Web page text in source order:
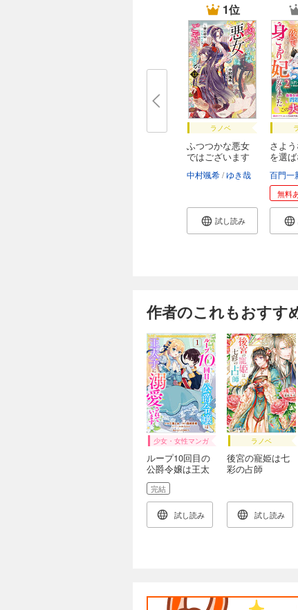
1位
ラノベ
ふつつかな悪女
ではございます
中村颯希 ゆき哉
試し読み
さよ
を選
百門一
無料
作者のこれもおすす
少女・女性マンガ
ループ10回目の
公爵令嬢は王太
子に溺愛されて
います1巻
完結
試し読み
ラノベ
後宮の寵姫は七
彩の占師
試し読み